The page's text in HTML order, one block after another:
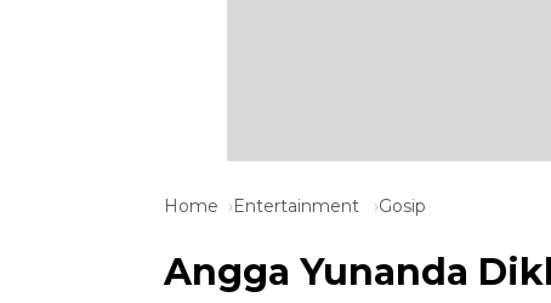
Home Entertainment Gosip
Angga Yunanda